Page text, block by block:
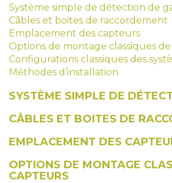
Système simple de détection de
Câbles et boites de raccordement
Emplacement des capteurs
Options de montage classiques
Configurations classiques des
Méthodes d’installation
SYSTÈME SIMPLE DE
CÂBLES ET BOITES DE
EMPLACEMENT DES
OPTIONS DE MONTAGE
CAPTEURS